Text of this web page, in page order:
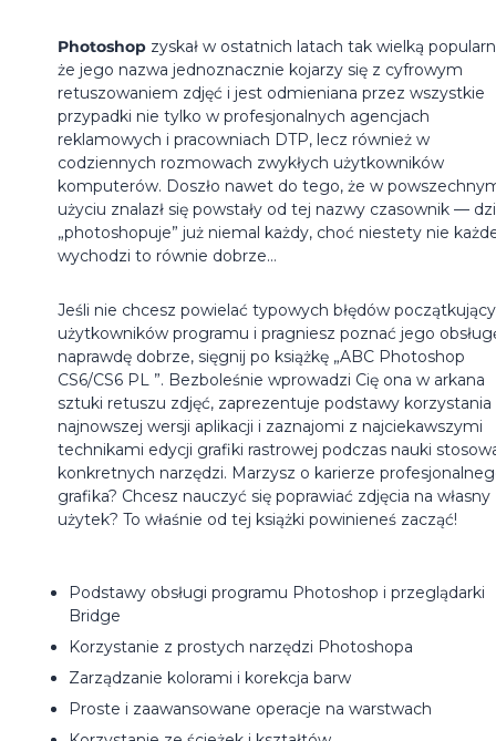
Photoshop zyskał w ostatnich latach tak wielką
że jego nazwa jednoznacznie kojarzy się z cyfrowym
retuszowaniem zdjęć i jest odmieniana przez wszystkie
przypadki nie tylko w profesjonalnych agencjach
reklamowych i pracowniach DTP, lecz również w
codziennych rozmowach zwykłych użytkowników
komputerów. Doszło nawet do tego, że w
użyciu znalazł się powstały od tej nazwy czasownik —
„photoshopuje” już niemal każdy, choć niestety nie
wychodzi to równie dobrze…
Jeśli nie chcesz powielać typowych błędów
użytkowników programu i pragniesz poznać jego
naprawdę dobrze, sięgnij po książkę „ABC Photoshop
CS6/CS6 PL ”. Bezboleśnie wprowadzi Cię ona w arkana
sztuki retuszu zdjęć, zaprezentuje podstawy korzystania
najnowszej wersji aplikacji i zaznajomi z najciekawszymi
technikami edycji grafiki rastrowej podczas nauki
konkretnych narzędzi. Marzysz o karierze
grafika? Chcesz nauczyć się poprawiać zdjęcia na własny
użytek? To właśnie od tej książki powinieneś zacząć!
Podstawy obsługi programu Photoshop i przeglądarki
Bridge
Korzystanie z prostych narzędzi Photoshopa
Zarządzanie kolorami i korekcja barw
Proste i zaawansowane operacje na warstwach